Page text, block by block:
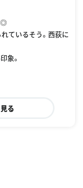
◎
ているそう。西荻に
象。
る